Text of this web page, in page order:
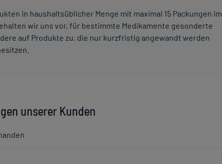
in haushaltsüblicher Menge mit maximal 15 Packungen im
wir uns vor, für bestimmte Medikamente gesonderte
auf Produkte zu, die nur kurzfristig angewandt werden
unserer Kunden